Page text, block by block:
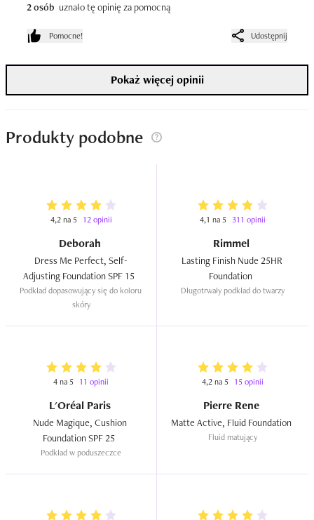
każdą pielęgnacją, korektorem czy pudrem. Na plus też
trwałość, podkład faktycznie dobrze się trzyma i
minimalnie wyświeca się w strefie T. Na plus też
przyjemny, kwiatowy zapach i niska cena.
ZALETY
Komfortowy w noszeniu
Trwałość
Średnie krycie
2 osób uznało tę opinię za pomocną
Pomocne! Udostępnij
Pokaż więcej opinii
Produkty podobne
4,2 na 5 12 opinii
Deborah
Dress Me Perfect, Self-
Podkład dopasowujący się do koloru
skóry
4,1 na 5 311 opinii
Rimmel
Lasting Finish Nude 25HR
Długotrwały podkład do twarzy
4 na 5 11 opinii
L'Oréal Paris
Nude Magique, Cushion
Podkład w poduszeczce
4,2 na 5 15 opinii
Pierre Rene
Fluid matujący